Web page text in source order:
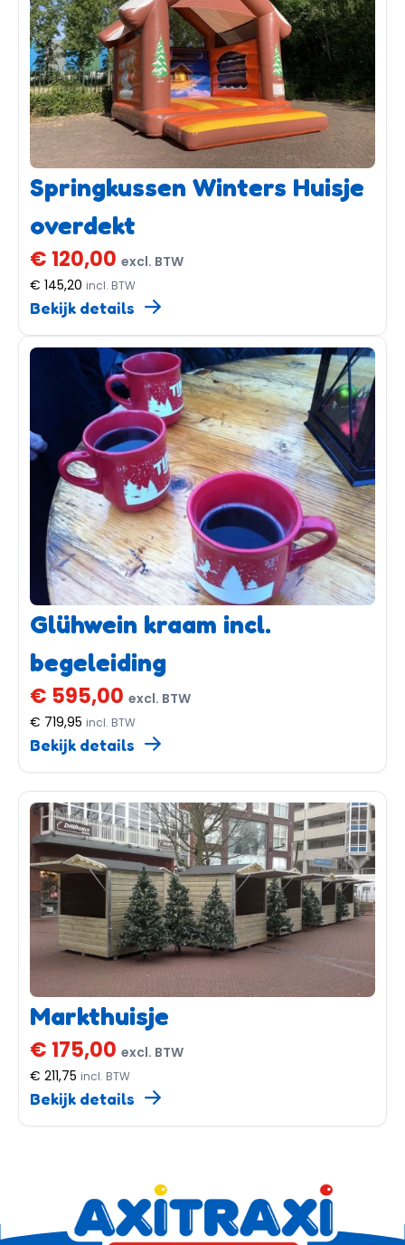
Springkussen Winters Huisje
overdekt
€ 120,00 excl. BTW
€ 145,20 incl. BTW
Bekijk details
Glühwein kraam incl.
begeleiding
€ 595,00 excl. BTW
€ 719,95 incl. BTW
Bekijk details
Markthuisje
€ 175,00 excl. BTW
€ 211,75 incl. BTW
Bekijk details